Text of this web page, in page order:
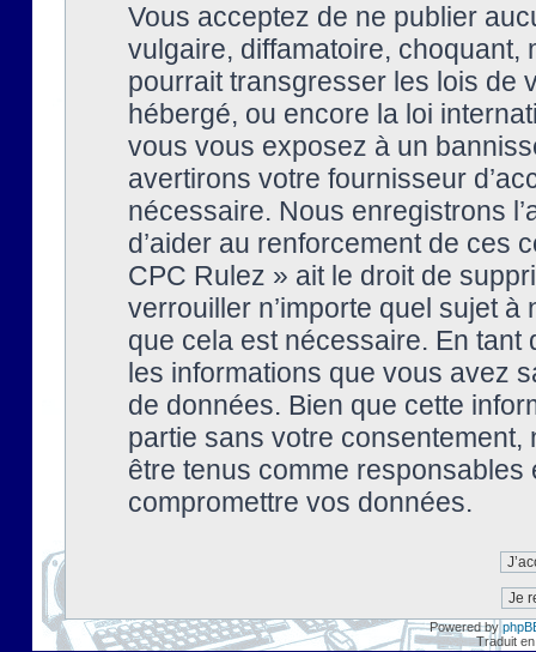
Vous acceptez de ne publier
vulgaire, diffamatoire, choquant,
pourrait transgresser les lois de
hébergé, ou encore la loi
vous vous exposez à un
avertirons votre fournisseur
nécessaire. Nous enregistrons
d’aider au renforcement de ces
CPC Rulez » ait le droit de
verrouiller n’importe quel sujet à
que cela est nécessaire. En tant
les informations que vous avez
de données. Bien que cette
partie sans votre
être tenus comme
compromettre vos données.
Powered by
Traduit